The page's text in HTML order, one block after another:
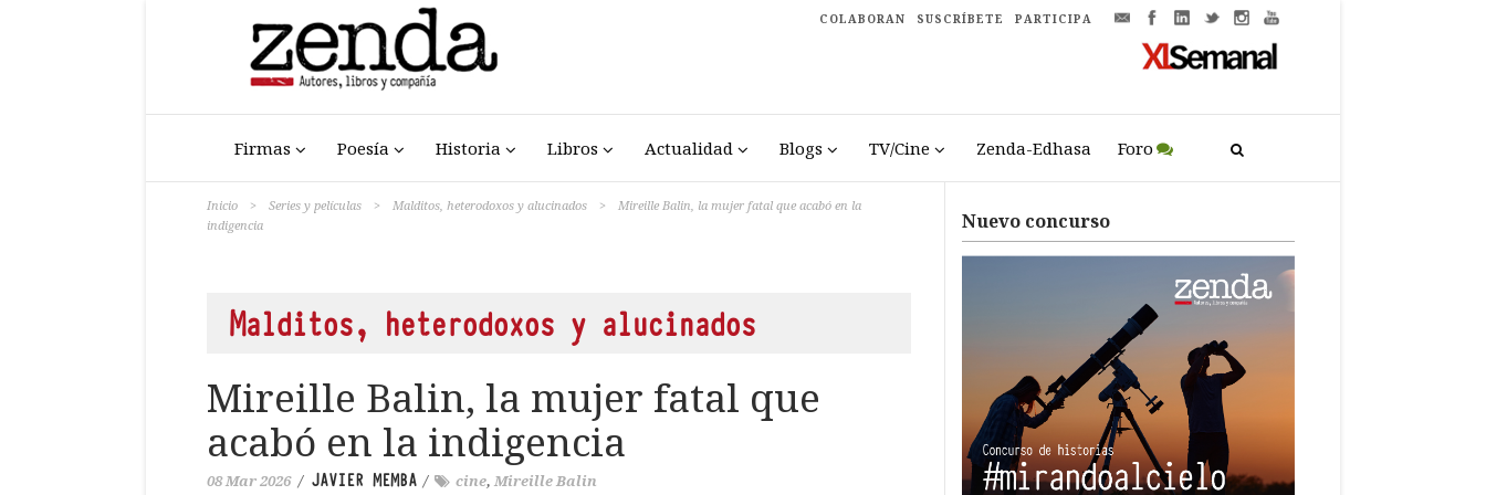
COLABORAN SUSCRÍBETE PARTICIPA
Firmas Poesía Historia Libros Actualidad Blogs TV/Cine Zenda-Edhasa Foro
Inicio > Series y películas > Malditos, heterodoxos y alucinados >
Mireille Balin, la mujer fatal que acabó en la
indigencia
Malditos, heterodoxos y alucinados
Mireille Balin, la mujer fatal que
acabó en la indigencia
08 Mar 2026 / JAVIER MEMBA / cine, Mireille Balin
Nuevo concurso